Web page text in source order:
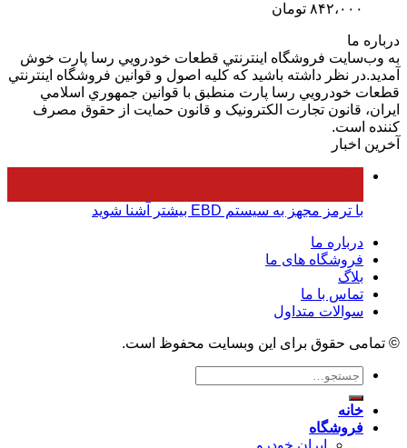
۸۴۲،۰۰۰ تومان
درباره ما
به وب‌سايت فروشگاه اينترنتي قطعات خودرويي رسا پارت خوش
آمديد.در نظر داشته باشيد که کليه اصول و قوانين فروشگاه اينترنتي
قطعات خودرويي رسا پارت منطبق با قوانين جمهوري اسلامي
ايران، قانون تجارت الکترونيک و قانون حمايت از حقوق مصرف
کننده است.
آخرین اخبار
با ترمز مجهز به سیستم EBD بیشتر آشنا شوید
درباره ما
فروشگاه های ما
بلاگ
تماس با ما
سوالات متداول
© تمامی حقوق برای این وبسایت محفوظ است.
جستجو
خانه
فروشگاه
ایران خودرو